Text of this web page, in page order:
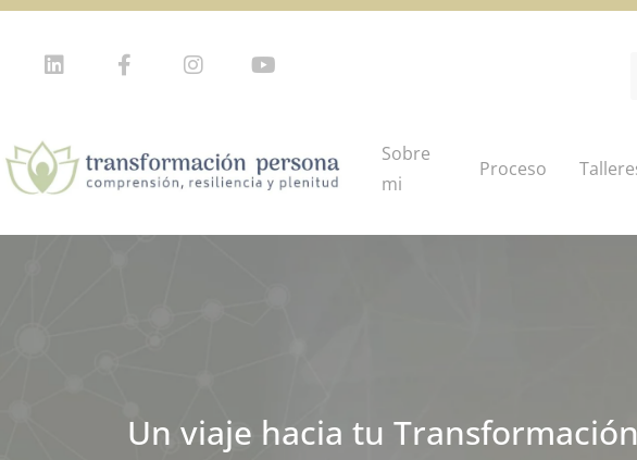
Sobre
mi
Proceso
Un viaje hacia tu Transformación